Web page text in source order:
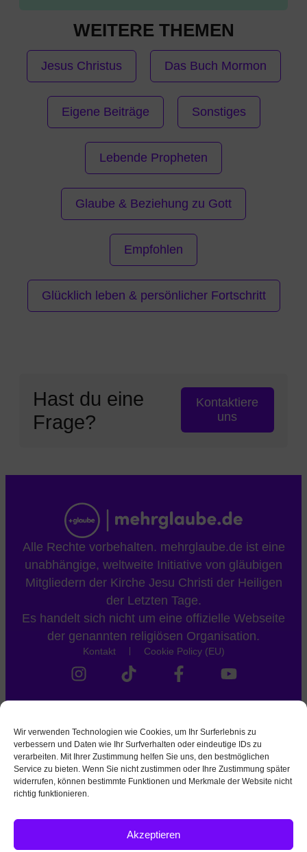
Wir verwenden Technologien wie Cookies, um Ihr Surferlebnis zu
verbessern und Daten wie Ihr Surfverhalten oder eindeutige IDs zu
verarbeiten. Mit Ihrer Zustimmung helfen Sie uns, den bestmöglichen
Service zu bieten. Wenn Sie nicht zustimmen oder Ihre Zustimmung später
widerrufen, können bestimmte Funktionen und Merkmale der Website nicht
richtig funktionieren.
Akzeptieren
WEITERE THEMEN
Jesus Christus Das Buch Mormon
Eigene Beiträge Sonstiges
Lebende Propheten
Glaube & Beziehung zu Gott
Empfohlen
Glücklich leben & persönlicher Fortschritt
Hast du eine
Frage?
Kontaktiere
uns
Alle Rechte vorbehalten. mehrglaube.de ist eine
unabhängige, weltweite Initiative von gläubigen
Mitgliedern der Kirche Jesu Christi der Heiligen
der Letzten Tage.
Es handelt sich nicht um eine offizielle Webseite
der genannten religiösen Organisation.
Kontakt Cookie Policy (EU)